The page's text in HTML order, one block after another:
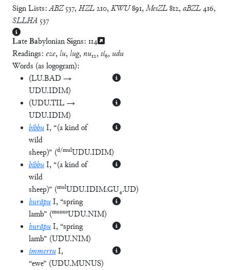
Sign Lists: ABZ 537,HZL210,KWU891,MesZL812,aBZL416,
SLLHA 537
LateBabylonianSigns: 114
Readings: eze, lu, lug, nu₁₂,si₆, udu
Words (as logogram):
(LU.BAD →
UDU.IDIM)
(UDU.TIL →
UDU.IDIM)
bibbuI, “(a kind of
wild
sheep)” (d/mulUDU.IDIM)
bibbuI, “(a kind of
wild
sheep)” (mulUDU.IDIM.GU₄.UD)
hurāpuI, “spring
lamb” (munusUDU.NIM)
hurāpuI, “spring
lamb” (UDU.NIM)
immertuI,
“ewe” (UDU.MUNUS)